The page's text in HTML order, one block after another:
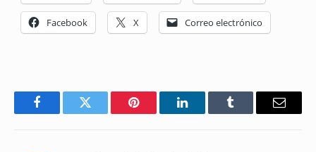
Facebook X Correo electrónico
FacebookTwitter Pinterest LinkedInTumblr Email